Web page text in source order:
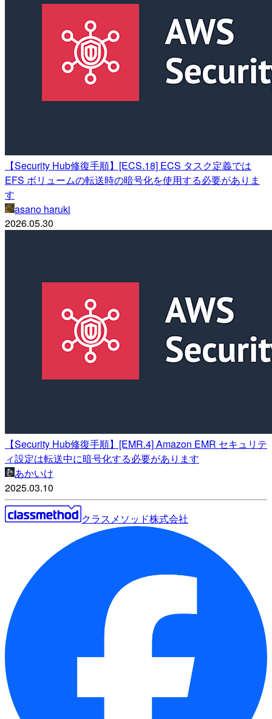
【Security Hub修復手順】[ECS.18] ECS タスク定義では
EFS ボリュームの転送時の暗号化を使用する必要がありま
す
asano haruki
2026.05.30
【Security Hub修復手順】[EMR.4] Amazon EMR セキュリテ
ィ設定は転送中に暗号化する必要があります
あかいけ
2025.03.10
クラスメソッド株式会社